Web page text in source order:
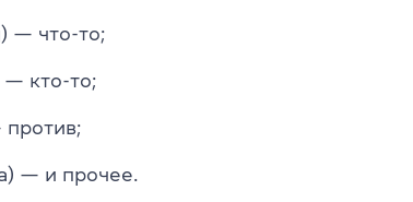
— что-то;
— кто-то;
против;
— и прочее.